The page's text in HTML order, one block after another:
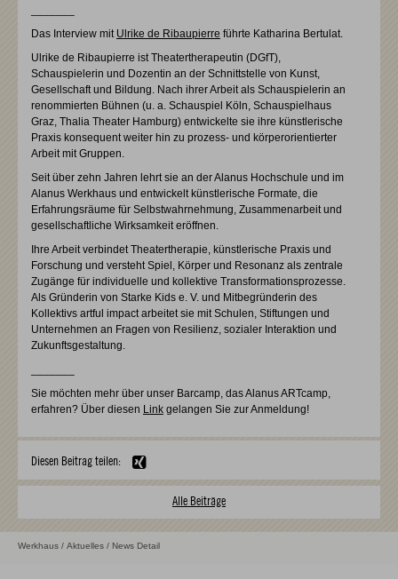
Das Interview mit Ulrike de Ribaupierre führte Katharina Bertulat.
Ulrike de Ribaupierre ist Theatertherapeutin (DGfT),
Schauspielerin und Dozentin an der Schnittstelle von Kunst,
Gesellschaft und Bildung. Nach ihrer Arbeit als Schauspielerin an
renommierten Bühnen (u. a. Schauspiel Köln, Schauspielhaus
Graz, Thalia Theater Hamburg) entwickelte sie ihre künstlerische
Praxis konsequent weiter hin zu prozess- und körperorientierter
Arbeit mit Gruppen.
Seit über zehn Jahren lehrt sie an der Alanus Hochschule und im
Alanus Werkhaus und entwickelt künstlerische Formate, die
Erfahrungsräume für Selbstwahrnehmung, Zusammenarbeit und
gesellschaftliche Wirksamkeit eröffnen.
Ihre Arbeit verbindet Theatertherapie, künstlerische Praxis und
Forschung und versteht Spiel, Körper und Resonanz als zentrale
Zugänge für individuelle und kollektive Transformationsprozesse.
Als Gründerin von Starke Kids e. V. und Mitbegründerin des
Kollektivs artful impact arbeitet sie mit Schulen, Stiftungen und
Unternehmen an Fragen von Resilienz, sozialer Interaktion und
Zukunftsgestaltung.
Sie möchten mehr über unser Barcamp, das Alanus ARTcamp,
erfahren? Über diesen Link gelangen Sie zur Anmeldung!
Diesen Beitrag teilen:
Alle Beiträge
Werkhaus / Aktuelles / News Detail